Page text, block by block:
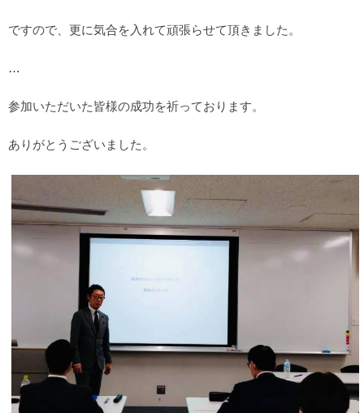
ですので、更に気合を入れて頑張らせて頂きました。
…
参加いただいた皆様の成功を祈っております。
ありがとうございました。